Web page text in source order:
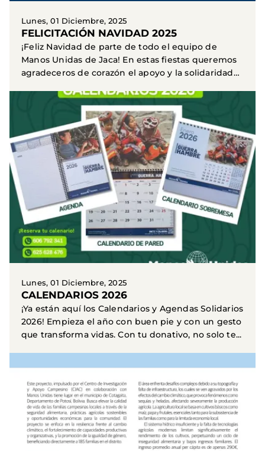
Lunes, 01 Diciembre, 2025
FELICITACIÓN NAVIDAD 2025
¡Feliz Navidad de parte de todo el equipo de
Manos Unidas de Jaca! En estas fiestas queremos
agradeceros de corazón el apoyo y la solidaridad
Lunes, 01 Diciembre, 2025
CALENDARIOS 2026
¡Ya están aquí los Calendarios y Agendas Solidarios
2026! Empieza el año con buen pie y con un gesto
que transforma vidas. Con tu donativo, no solo te...